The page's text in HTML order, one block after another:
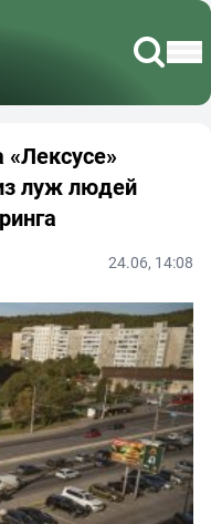
луж людей
24.06, 14:08